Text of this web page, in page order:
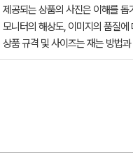
제공되는 상품의 사진은 이해를
모니터의 해상도, 이미지의 품질
상품 규격 및 사이즈는 재는 방법